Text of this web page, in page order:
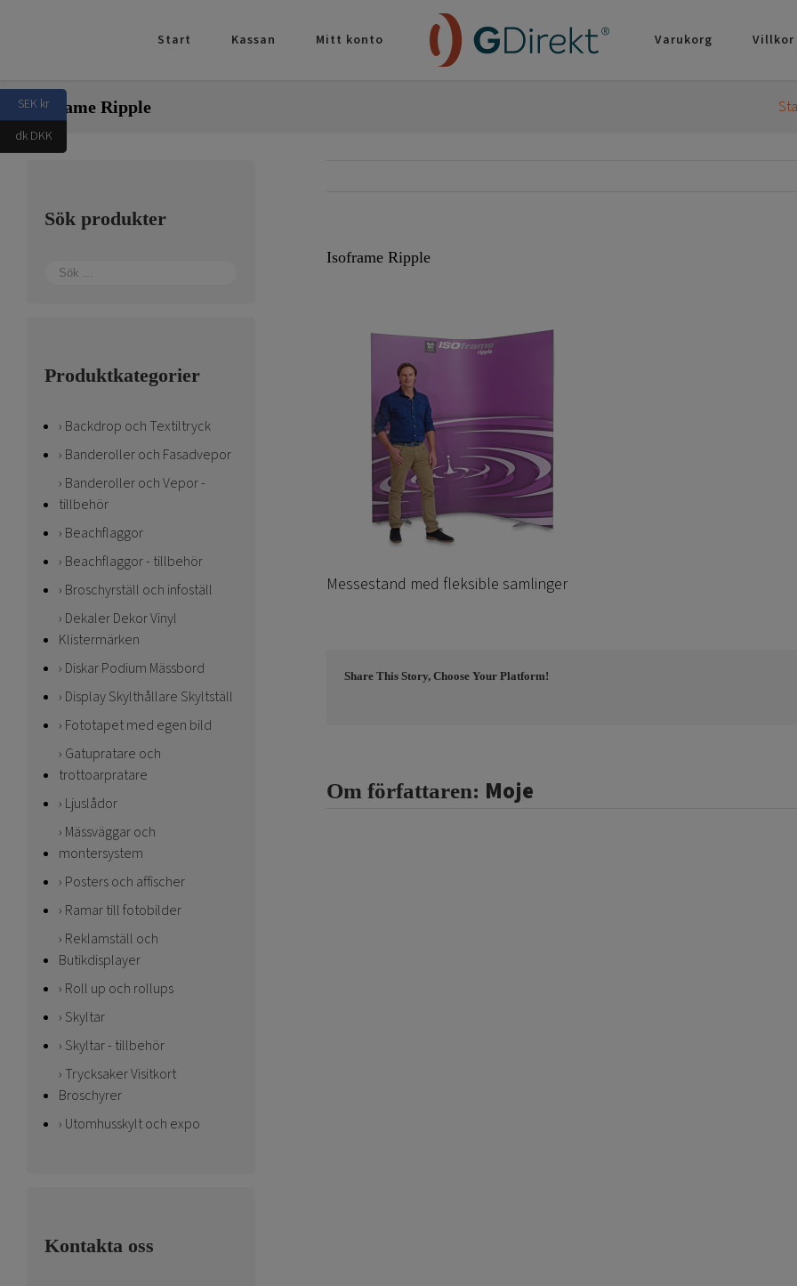
Start Kassan Mitt konto Varukorg Villkor
Isoframe Ripple
Isoframe Ripple
Messestand med fleksible samlinger
Share This Story, Choose Your Platform!
Om författaren: Moje
Sök produkter
Produktkategorier
Backdrop och Textiltryck
Banderoller och Fasadvepor
Banderoller och Vepor -
tillbehör
Beachflaggor
Beachflaggor - tillbehör
Broschyrställ och infoställ
Dekaler Dekor Vinyl
Klistermärken
Diskar Podium Mässbord
Display Skylthållare Skyltställ
Fototapet med egen bild
Gatupratare och
trottoarpratare
Ljuslådor
Mässväggar och
montersystem
Posters och affischer
Ramar till fotobilder
Reklamställ och
Butikdisplayer
Roll up och rollups
Skyltar
Skyltar - tillbehör
Trycksaker Visitkort
Broschyrer
Utomhusskylt och expo
Kontakta oss
SEK kr
dk DKK